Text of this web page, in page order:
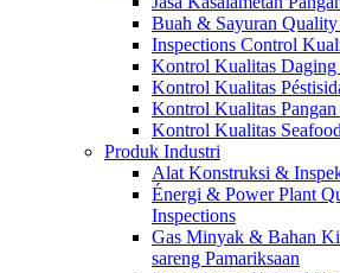
Buah & Sayuran
Inspections Control
Kontrol Kualitas Daging
Kontrol Kualitas
Kontrol Kualitas Pangan
Kontrol Kualitas Seafood
Produk Industri
Alat Konstruksi &
Énergi & Power Plant
Inspections
Gas Minyak & Bahan
sareng Pamariksaan